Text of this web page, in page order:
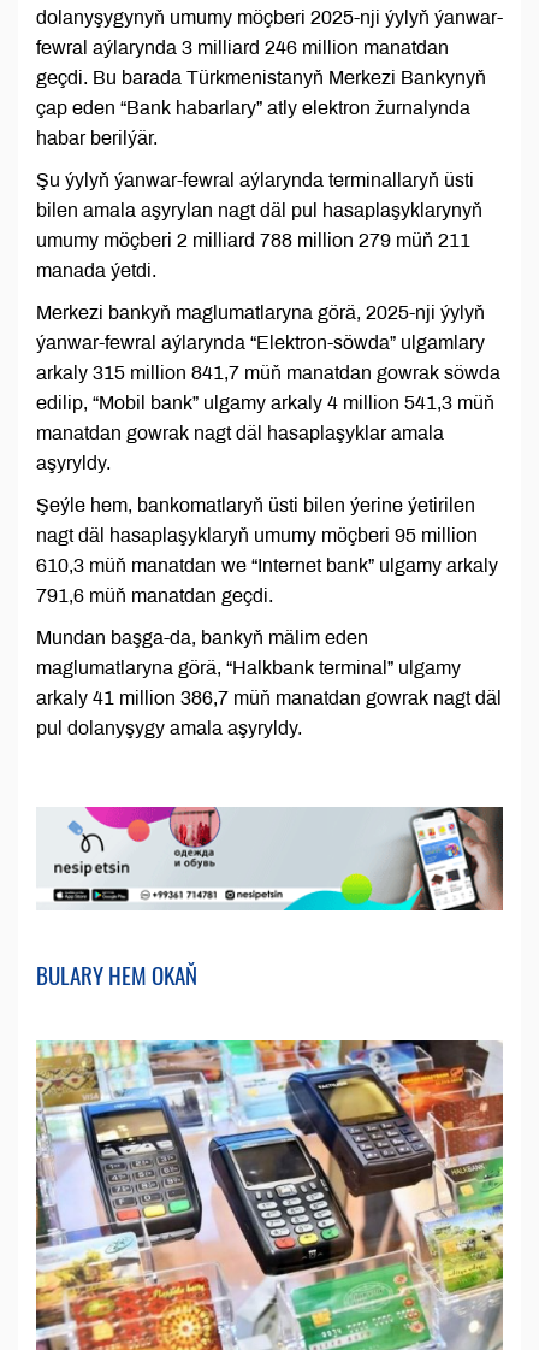
dolanyşygynyň umumy möçberi 2025-nji ýylyň ýanwar-
fewral aýlarynda 3 milliard 246 million manatdan
geçdi. Bu barada Türkmenistanyň Merkezi Bankynyň
çap eden “Bank habarlary” atly elektron žurnalynda
habar berilýär.
Şu ýylyň ýanwar-fewral aýlarynda terminallaryň üsti
bilen amala aşyrylan nagt däl pul hasaplaşyklarynyň
umumy möçberi 2 milliard 788 million 279 müň 211
manada ýetdi.
Merkezi bankyň maglumatlaryna görä, 2025-nji ýylyň
ýanwar-fewral aýlarynda “Elektron-söwda” ulgamlary
arkaly 315 million 841,7 müň manatdan gowrak söwda
edilip, “Mobil bank” ulgamy arkaly 4 million 541,3 müň
manatdan gowrak nagt däl hasaplaşyklar amala
aşyryldy.
Şeýle hem, bankomatlaryň üsti bilen ýerine ýetirilen
nagt däl hasaplaşyklaryň umumy möçberi 95 million
610,3 müň manatdan we “Internet bank” ulgamy arkaly
791,6 müň manatdan geçdi.
Mundan başga-da, bankyň mälim eden
maglumatlaryna görä, “Halkbank terminal” ulgamy
arkaly 41 million 386,7 müň manatdan gowrak nagt däl
pul dolanyşygy amala aşyryldy.
BULARY HEM OKAŇ